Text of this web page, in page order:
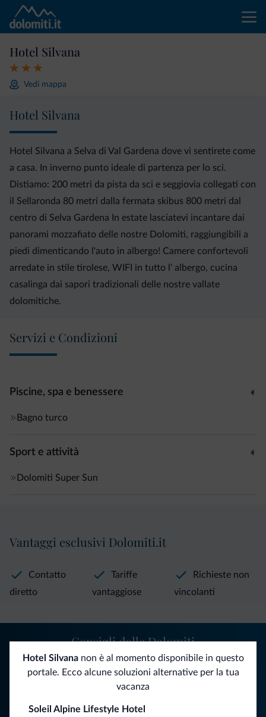
Hotel Silvana
Vedi mappa
Hotel Silvana
Hotel Silvana a Selva di Val Gardena dove vi sentirete come
a casa. In inverno punto ideale di partenza per lo sci.
Distiamo: 200 metri da pista da sci e seggiovia collegati con
il Sellaronda 80 metri dalla fermata skibus 800 metri dal
centro di Selva Gardena In estate lasciatevi incantare dai
panorami mozzafiato delle nostre Dolomiti, raggiungibili a
piedi dimenticando l'auto in albergo! Camere confortevoli
arredate in stile tirolese, WIFI in tutto l' albergo, cucina
casalinga dai sapori tradizionali delle nostre vallate
dolomitiche.
Servizi e Condizioni
Piscine, spa e benessere
Bagno turco
Sport e attività
Dolomiti Super Sun
Hotel Silvananon è al momento disponibile in questo
portale. Ecco alcune soluzioni alternative per la tua
vacanza
Soleil Alpine Lifestyle Hotel
Vantaggi esclusivi Dolomiti.it
Contatto
diretto
Tariffe
vantaggiose
Richieste non
vincolanti
Consigli dalle Dolomiti
Riceverai informazioni, offerte esclusive e news per la tua